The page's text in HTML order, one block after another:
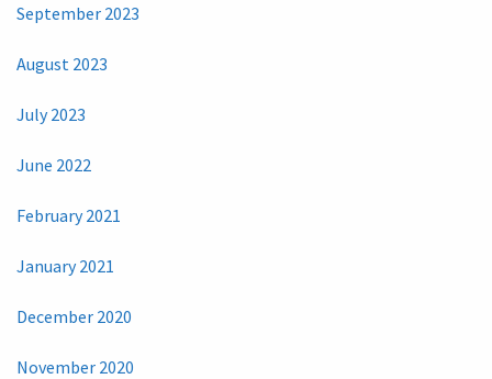
September 2023
August 2023
July 2023
June 2022
February 2021
January 2021
December 2020
November 2020